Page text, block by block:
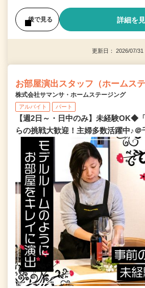
後で見る 詳細を
更新日： 2026/07/
お部屋演出スタッフ（ホームステ
株式会社サマンサ・ホームステージング
アルバイト パート
【週2日～・日中のみ】未経験OK◆
らの挑戦大歓迎！主婦多数活躍中♪＠